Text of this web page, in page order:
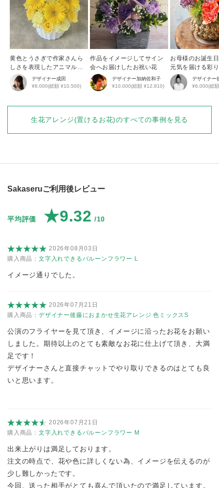
黄色とうさぎで作家さんら
しさを表現したアニマルア
レンジ
デザイナー成田
¥8,000(総額 ¥10,500)
作品をイメージしてサイン
会へお届けしたお祝い花
デザイナー加納佐和子
¥10,000(総額 ¥12,810)
お母様のお誕生
元気を届ける彩
花アレンジデザイナー
¥6,000(総
生花アレンジ(置けるお花)のすべての事例を見る
Sakaseruご利用後レビュー
平均評価 ★9.32 /10
2026年08月03日
購入商品： 文字入れできるバルーンフラワー L
イメージ通りでした。
2026年07月21日
購入商品： デザイナー後藤におまかせ生花アレンジ 色ミックスS
公演のフライヤーを見て頂き、イメージに沿ったお花をお願い
しました。期待以上のとても素敵なお花に仕上げて頂き、大満
足です！
デザイナーさんと直接チャットでやり取りできるのはとても良
いと思います。
2026年07月21日
購入商品： 文字入れできるバルーンフラワー M
出来上がりは満足しております。
注文の時点で、花や色に詳しくない為、イメージを伝えるのが
少し難しかったです。
今回、送った相手がとても喜んで頂いたので満足しています。